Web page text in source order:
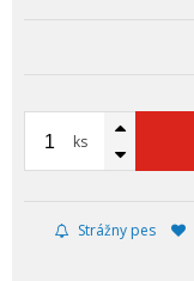
ks
Strážny pes